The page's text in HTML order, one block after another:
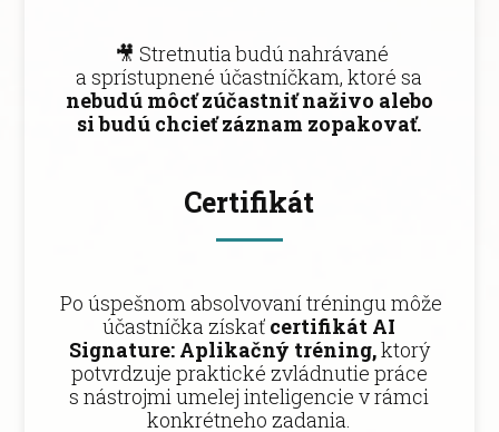
🎥 Stretnutia budú nahrávané
a sprístupnené účastníčkam, ktoré sa
nebudú môcť zúčastniť naživo alebo
si budú chcieť záznam zopakovať.
Certifikát
Po úspešnom absolvovaní tréningu môže
účastníčka získať certifikát AI
Signature: Aplikačný tréning,ktorý
potvrdzuje praktické zvládnutie práce
s nástrojmi umelej inteligencie v rámci
konkrétneho zadania.